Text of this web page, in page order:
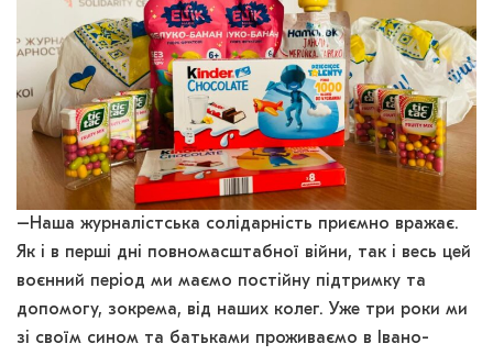
–Наша журналістська солідарність приємно вражає.
Як і в перші дні повномасштабної війни, так і весь цей
воєнний період ми маємо постійну підтримку та
допомогу, зокрема, від наших колег. Уже три роки ми
зі своїм сином та батьками проживаємо в Івано-